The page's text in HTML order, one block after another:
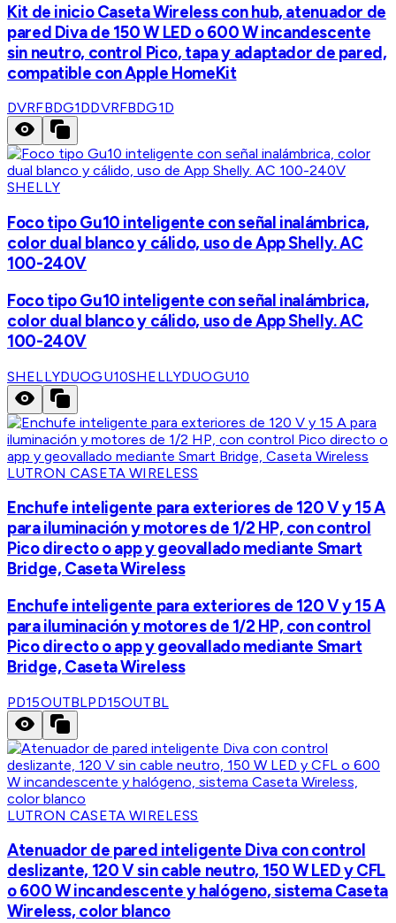
Kit de inicio Caseta Wireless con hub, atenuador de
pared Diva de 150 W LED o 600 W incandescente
sin neutro, control Pico, tapa y adaptador de pared,
compatible con Apple HomeKit
DVRFBDG1DDVRFBDG1D
SHELLY
Foco tipo Gu10 inteligente con señal inalámbrica,
color dual blanco y cálido, uso de App Shelly. AC
100-240V
Foco tipo Gu10 inteligente con señal inalámbrica,
color dual blanco y cálido, uso de App Shelly. AC
100-240V
SHELLYDUOGU10SHELLYDUOGU10
LUTRON CASETA WIRELESS
Enchufe inteligente para exteriores de 120 V y 15 A
para iluminación y motores de 1/2 HP, con control
Pico directo o app y geovallado mediante Smart
Bridge, Caseta Wireless
Enchufe inteligente para exteriores de 120 V y 15 A
para iluminación y motores de 1/2 HP, con control
Pico directo o app y geovallado mediante Smart
Bridge, Caseta Wireless
PD15OUTBLPD15OUTBL
LUTRON CASETA WIRELESS
Atenuador de pared inteligente Diva con control
deslizante, 120 V sin cable neutro, 150 W LED y CFL
o 600 W incandescente y halógeno, sistema Caseta
Wireless, color blanco